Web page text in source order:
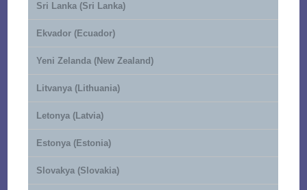
Sri Lanka (Sri Lanka)
Ekvador (Ecuador)
Yeni Zelanda (New Zealand)
Litvanya (Lithuania)
Letonya (Latvia)
Estonya (Estonia)
Slovakya (Slovakia)